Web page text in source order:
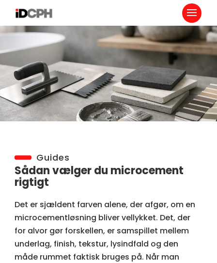
Guides
Sådan vælger du microcement
rigtigt
Det er sjældent farven alene, der afgør, om en
microcementløsning bliver vellykket. Det, der
for alvor gør forskellen, er samspillet mellem
underlag, finish, tekstur, lysindfald og den
måde rummet faktisk bruges på. Når man